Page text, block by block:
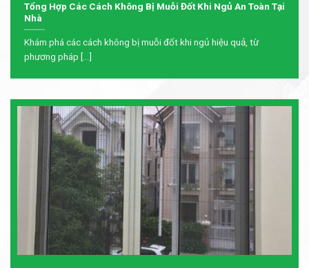
Tổng Hợp Các Cách Không Bị Muỗi Đốt Khi Ngủ An Toàn Tại
Nhà
Khám phá các cách không bị muỗi đốt khi ngủ hiệu quả, từ
phương pháp [...]